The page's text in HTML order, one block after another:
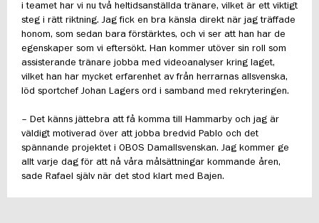
i teamet har vi nu två heltidsanställda tränare, vilket är ett viktigt
steg i rätt riktning. Jag fick en bra känsla direkt när jag träffade
honom, som sedan bara förstärktes, och vi ser att han har de
egenskaper som vi eftersökt. Han kommer utöver sin roll som
assisterande tränare jobba med videoanalyser kring laget,
vilket han har mycket erfarenhet av från herrarnas allsvenska,
löd sportchef Johan Lagers ord i samband med rekryteringen.
– Det känns jättebra att få komma till Hammarby och jag är
väldigt motiverad över att jobba bredvid Pablo och det
spännande projektet i OBOS Damallsvenskan. Jag kommer ge
allt varje dag för att nå våra målsättningar kommande åren,
sade Rafael själv när det stod klart med Bajen.